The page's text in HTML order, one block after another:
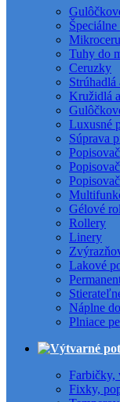
Tuhy do
Ceruzky
Strúhadlá
Kružidlá
Luxusné
Súprava
Gélové
Rollery
Linery
Lakové
Náplne
Plniace
Farbičky,
Fixky,